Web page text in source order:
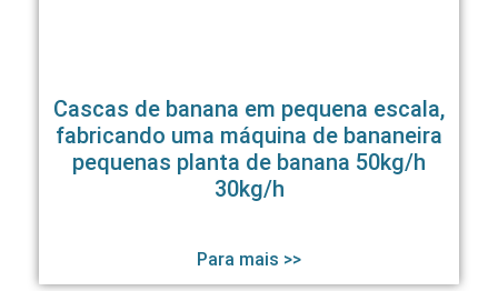
Cascas de banana em pequena escala,
fabricando uma máquina de bananeira
pequenas planta de banana 50kg/h
30kg/h
Para mais >>